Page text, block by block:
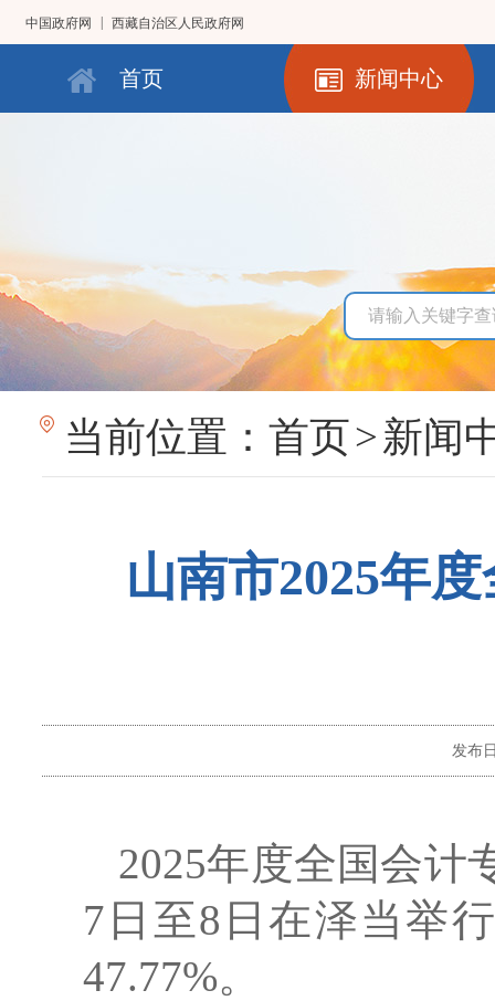
中国政府网 西藏自治区人民政府网
首页 新闻中心
当前位置： 首页>新闻
山南市2025年
发布
2025年度全国会计
7 日 至8 日在泽当举
47.77%。